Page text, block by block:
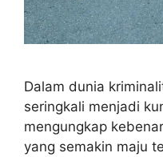
Dalam dunia
seringkali menjadi
mengungkap
yang semakin maju